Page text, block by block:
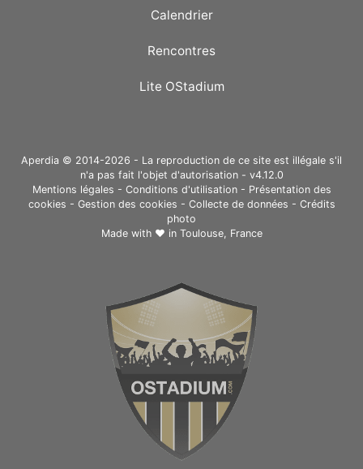
Calendrier
Rencontres
Lite OStadium
Aperdia © 2014-2026 - La reproduction de ce site est illégale s'il
n'a pas fait l'objet d'autorisation - v4.12.0
Mentions légales - Conditions d'utilisation- Présentation des
cookies - Gestion des cookies - Collecte de données - Crédits
photo
Made with ❤ in Toulouse, France